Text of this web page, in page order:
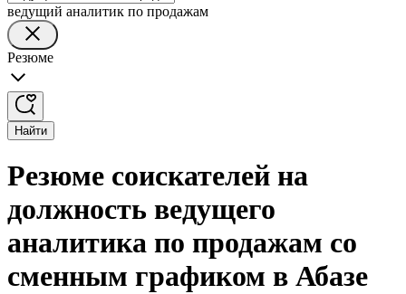
ведущий аналитик по продажам
Резюме
Найти
Резюме соискателей на
должность ведущего
аналитика по продажам со
сменным графиком в Абазе